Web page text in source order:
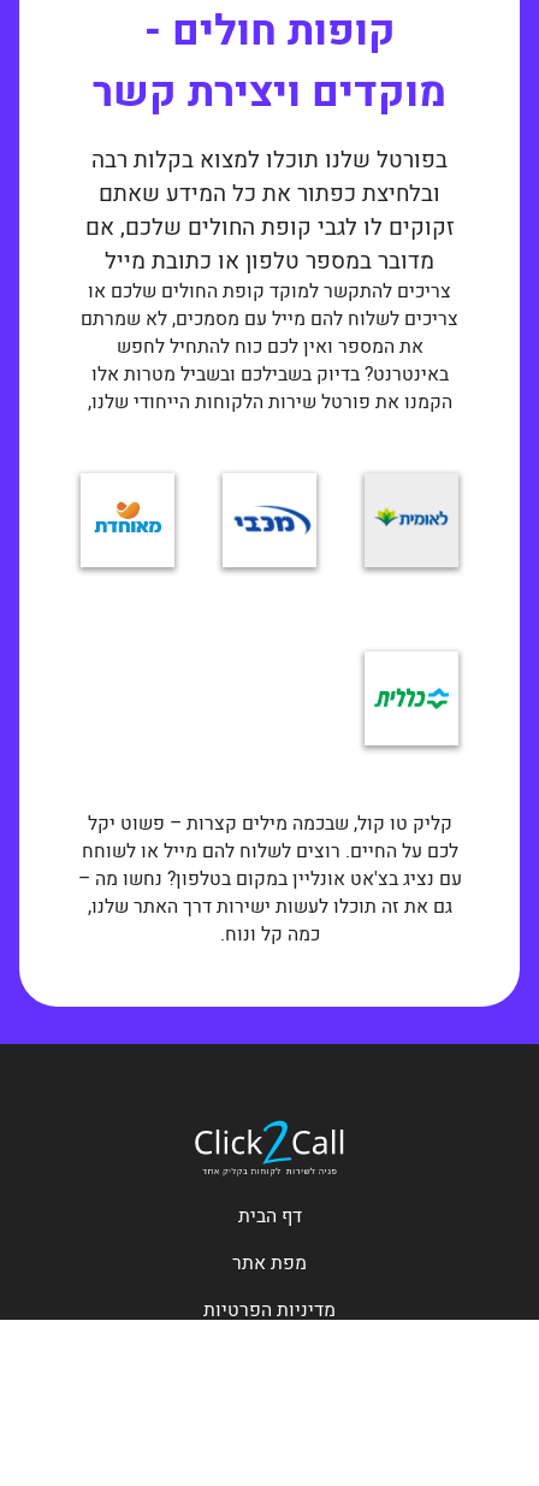
קופות חולים -
מוקדים ויצירת קשר
בפורטל שלנו תוכלו למצוא בקלות רבה
ובלחיצת כפתור את כל המידע שאתם
זקוקים לו לגבי קופת החולים שלכם, אם
מדובר במספר טלפון או כתובת מייל
צריכים להתקשר למוקד קופת החולים שלכם או
צריכים לשלוח להם מייל עם מסמכים, לא שמרתם
את המספר ואין לכם כוח להתחיל לחפש
באינטרנט? בדיוק בשבילכם ובשביל מטרות אלו
הקמנו את פורטל שירות הלקוחות הייחודי שלנו,
קליק טו קול, שבכמה מילים קצרות – פשוט יקל
לכם על החיים. רוצים לשלוח להם מייל או לשוחח
עם נציג בצ'אט אונליין במקום בטלפון? נחשו מה –
גם את זה תוכלו לעשות ישירות דרך האתר שלנו,
כמה קל ונוח.
דף הבית
מפת אתר
מדיניות הפרטיות